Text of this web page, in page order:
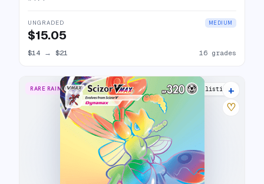
UNGRADED MEDIUM
$15.05
$14 → $21 16 grades
RARE RAINBOW 23 listings
+
♡